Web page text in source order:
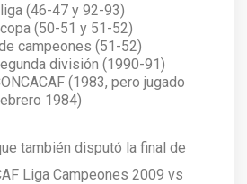
(46-47 y 92-93)
(50-51 y 51-52)
campeones (51-52)
división (1990-91)
(1983, pero jugado
1984)
también disputó la final de
Liga Campeones 2009 vs